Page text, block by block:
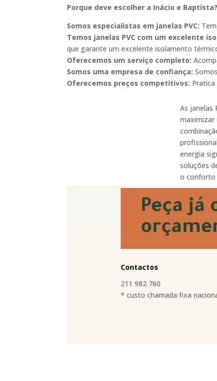
Porque deve escolher a Inácio e Baptista?
Somos especialistas em janelas PVC:
Temos janelas PVC com um excelente
que garante um excelente isolamento
Oferecemos um serviço completo:
Somos uma empresa de confiança:
Oferecemos preços competitivos:
As janelas
maximizar
energia
soluções
o conforto
Peça já
Contactos
211 982 760
* custo chamada fixa